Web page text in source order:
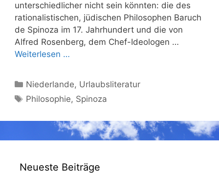
unterschiedlicher nicht sein könnten: die des
rationalistischen, jüdischen Philosophen Baruch
de Spinoza im 17. Jahrhundert und die von
Alfred Rosenberg, dem Chef-Ideologen …
Weiterlesen …
Kategorien
Niederlande, Urlaubsliteratur
Schlagwörter
Philosophie, Spinoza
Neueste Beiträge